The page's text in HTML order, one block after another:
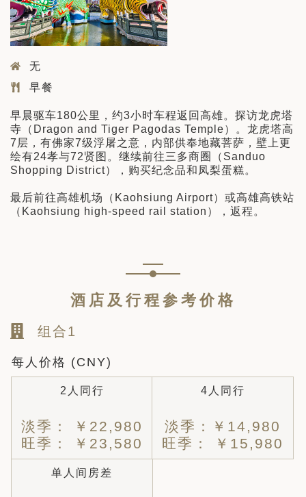
无
早餐
早晨驱车180公里，约3小时车程返回高雄。探访龙虎塔
寺（Dragon and Tiger Pagodas Temple）。龙虎塔高
7层，有佛家7级浮屠之意，内部供奉地藏菩萨，壁上更
绘有24孝与72贤图。继续前往三多商圈（Sanduo
Shopping District），购买纪念品和凤梨蛋糕。
最后前往高雄机场（Kaohsiung Airport）或高雄高铁站
（Kaohsiung high-speed rail station），返程。
酒店及行程参考价格
组合1
每人价格 (CNY)
2人同行
淡季： ￥22,980
旺季： ￥23,580
4人同行
淡季：￥14,980
旺季： ￥15,980
单人间房差